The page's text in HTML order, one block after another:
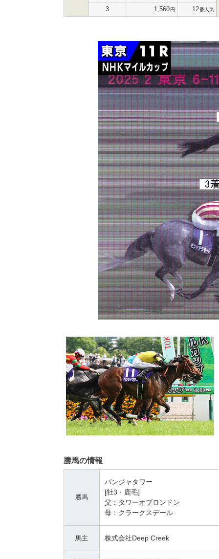
3 1,560円 12番人気
勝馬の情報
勝馬
パンジャタワー
[牡3・鹿毛]
父：タワーオブロンドン
母：クラークスデール
馬主 株式会社Deep Creek